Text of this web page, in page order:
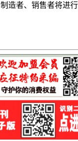
者、销售者将进